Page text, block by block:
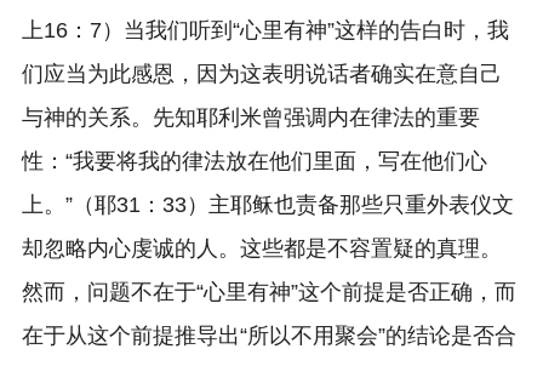
上16：7）当我们听到“心里有神”这样的告白时，我
们应当为此感恩，因为这表明说话者确实在意自己
与神的关系。先知耶利米曾强调内在律法的重要
性：“我要将我的律法放在他们里面，写在他们心
上。”（耶31：33）主耶稣也责备那些只重外表仪文
却忽略内心虔诚的人。这些都是不容置疑的真理。
然而，问题不在于“心里有神”这个前提是否正确，而
在于从这个前提推导出“所以不用聚会”的结论是否合